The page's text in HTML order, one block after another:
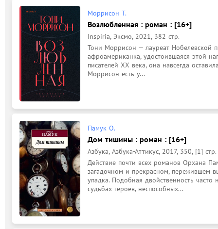
Моррисон Т.
Возлюбленная : роман : [16+]
Inspiria, Эксмо, 2021, 382 стр.
Тони Моррисон — лауреат Нобелевской
афроамериканка, удостоившаяся этой
писателей XX века, она навсегда
Моррисон есть у...
Памук О.
Дом тишины : роман : [16+]
Азбука, Азбука-Аттикус, 2017, 350, [1] стр.
Действие почти всех романов Орхана
загадочном и прекрасном, пережившем
упадка. Подобная двойственность
судьбах героев, неспособных...